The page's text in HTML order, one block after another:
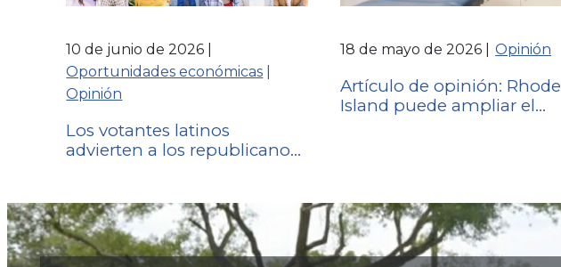
10 de junio de 2026
Oportunidades económicas
Opinión
Los votantes latinos
advierten a los republicanos
18 de mayo de 2026 Opinión
Artículo de opinión: Rhode
Island puede ampliar el